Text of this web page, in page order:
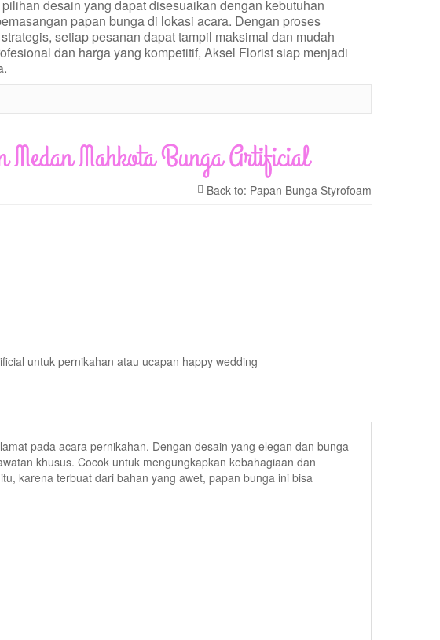
desain yang dapat disesuaikan dengan kebutuhan
papan bunga di lokasi acara. Dengan proses
setiap pesanan dapat tampil maksimal dan mudah
dan harga yang kompetitif, Aksel Florist siap menjadi
Mahkota Bunga Artificial
untuk pernikahan atau ucapan happy wedding
pada acara pernikahan. Dengan desain yang elegan dan bunga
khusus. Cocok untuk mengungkapkan kebahagiaan dan
karena terbuat dari bahan yang awet, papan bunga ini bisa